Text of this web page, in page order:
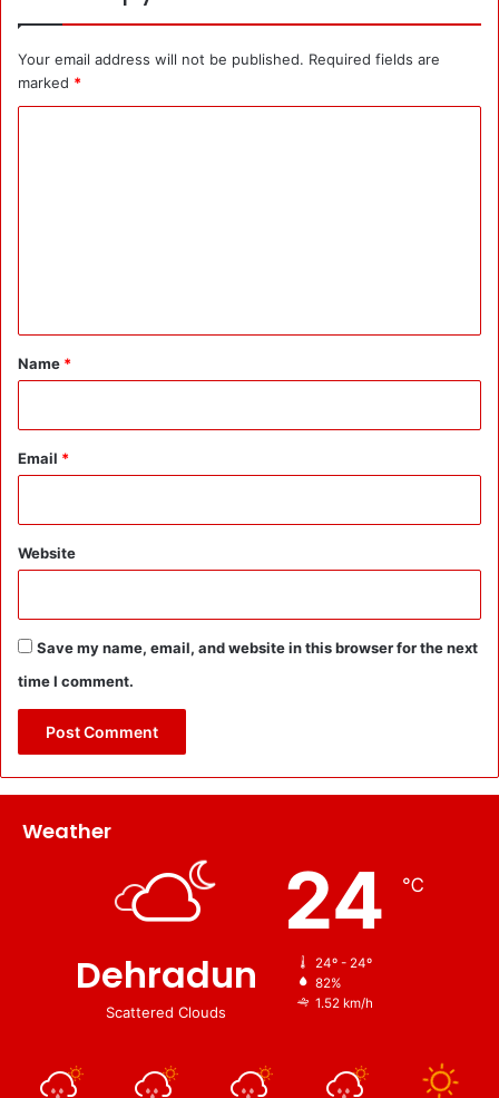
Your email address will not be published. Required fields are
marked *
*
Name *
Email *
Website
Save my name, email, and website in this browser for the next
time I comment.
Weather
Dehradun
Scattered Clouds
24 ℃
24º - 24º
82%
1.52 km/h